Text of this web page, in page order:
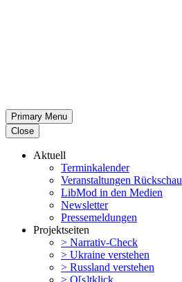
Primary Menu
Close
Aktuell
Termin­ka­lender
Veran­stal­tungen Rückschau
LibMod in den Medien
Newsletter
Presse­mel­dungen
Projekt­seiten
> Narrativ-Check
> Ukraine verstehen
> Russland verstehen
> O[s]tklick